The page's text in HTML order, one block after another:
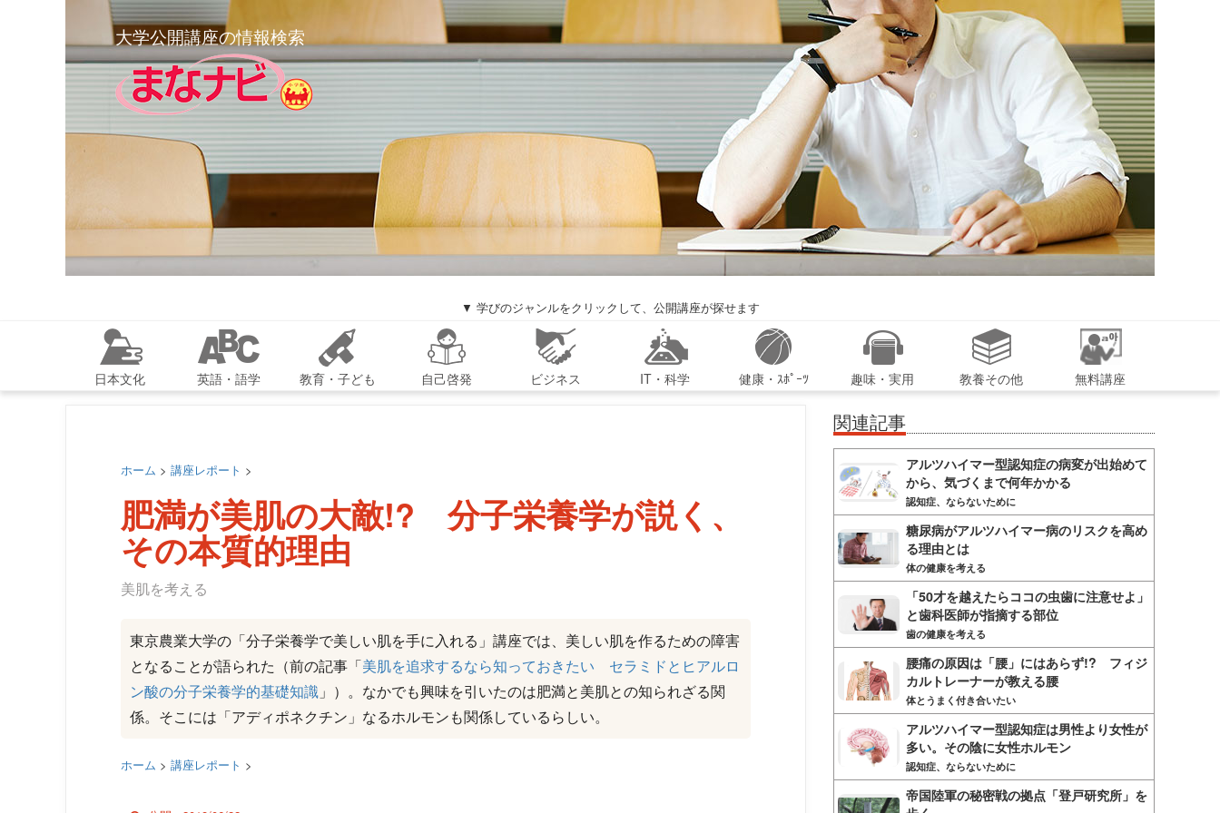
大学公開講座の情報検索
▼ 学びのジャンルをクリックして、公開講座が探せます
日本文化 英語・語学 教育・子ども 自己啓発 ビジネス IT・科学 健康・ｽﾎﾟｰﾂ 趣味・実用 教養その他 無料講座
ホーム > 講座レポート >
肥満が美肌の大敵!? 分子栄養学が説く、
その本質的理由
美肌を考える
東京農業大学の「分子栄養学で美しい肌を手に入れる」講座では、美しい肌を作るための障害
となることが語られた（前の記事「美肌を追求するなら知っておきたい セラミドとヒアルロ
ン酸の分子栄養学的基礎知識 」）。なかでも興味を引いたのは肥満と美肌との知られざる関
係。そこには「アディポネクチン」なるホルモンも関係しているらしい。
ホーム > 講座レポート >
関連記事
アルツハイマー型認知症の病変が出始めて
から、気づくまで何年かかる
認知症、ならないために
糖尿病がアルツハイマー病のリスクを高め
る理由とは
体の健康を考える
「50才を越えたらココの虫歯に注意せよ」
と歯科医師が指摘する部位
歯の健康を考える
腰痛の原因は「腰」にはあらず!? フィジ
カルトレーナーが教える腰
体とうまく付き合いたい
アルツハイマー型認知症は男性より女性が
多い。その陰に女性ホルモン
認知症、ならないために
帝国陸軍の秘密戦の拠点「登戸研究所」を